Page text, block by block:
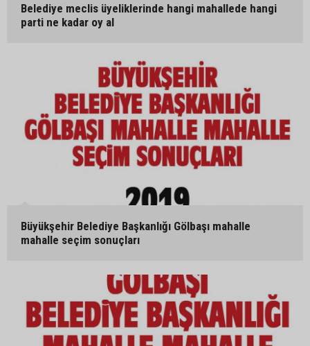
Belediye meclis üyeliklerinde hangi mahallede hangi
parti ne kadar oy al
Büyükşehir Belediye Başkanlığı Gölbaşı mahalle
mahalle seçim sonuçları